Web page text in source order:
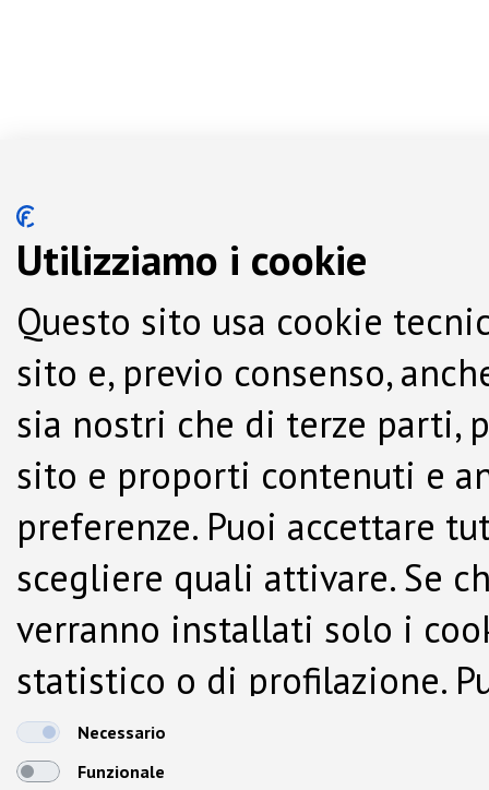
Utilizziamo i cookie
Questo sito usa cookie
sito e, previo consenso,
sia nostri che di terze parti,
sito e proporti contenuti e
preferenze. Puoi accettare
scegliere quali attivare. Se
verranno installati solo i
statistico o di profilazione.
dalla Cookie Policy.
Necessario
Funzionale